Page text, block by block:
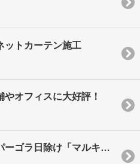
ットカーテン施工
やオフィスに大好評！
ゲストハウスにパーゴラ日除け「マルキーゼ」を設置